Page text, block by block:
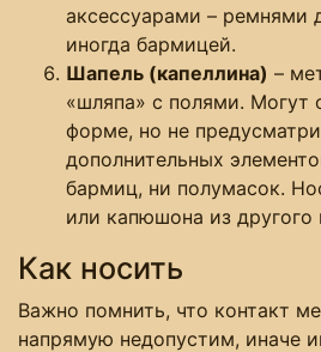
аксессуарами – ремнями
иногда бармицей.
Шапель (капеллина) –
«шляпа» с полями. Могут
форме, но не
дополнительных
бармиц, ни полумасок.
или капюшона из другого
Как носить
Важно помнить, что контакт
напрямую недопустим, иначе